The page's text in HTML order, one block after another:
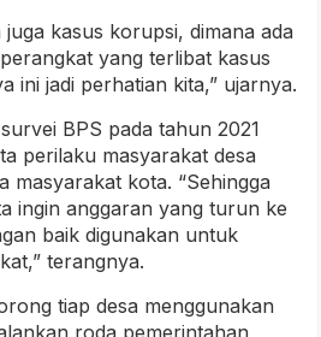
juga kasus korupsi, dimana ada
yang terlibat kasus
ini jadi perhatian kita,” ujarnya.
BPS pada tahun 2021
perilaku masyarakat desa
masyarakat kota. “Sehingga
ingin anggaran yang turun ke
baik digunakan untuk
terangnya.
tiap desa menggunakan
roda pemerintahan